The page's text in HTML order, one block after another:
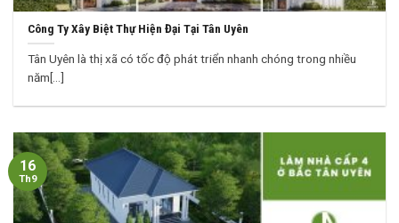
Công Ty Xây Biệt Thự Hiện Đại Tại Tân Uyên
Tân Uyên là thị xã có tốc độ phát triển nhanh chóng trong nhiều
năm[...]
16
Th9